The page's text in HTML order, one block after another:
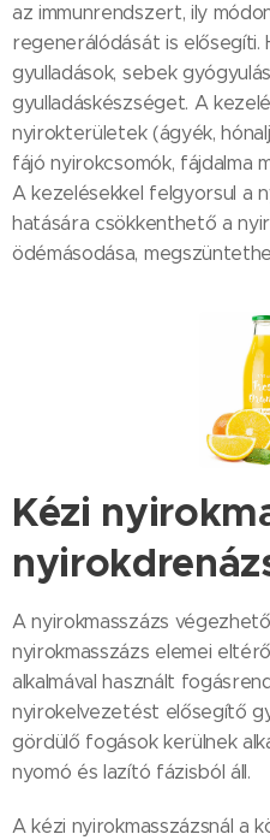
az immunrendszert, ily
regenerálódását is elősegíti.
gyulladások, sebek
gyulladáskészséget. A
nyirokterületek (ágyék,
fájó nyirokcsomók, fájdalma
A kezelésekkel felgyorsul a
hatására csökkenthető a
ödémásodása,
Kézi
A nyirokmasszázs
nyirokmasszázs elemei
alkalmával használt
nyirokelvezetést elősegítő
gördülő fogások kerülnek
nyomó és lazító fázisból áll.
A kézi nyirokmasszázsnál a